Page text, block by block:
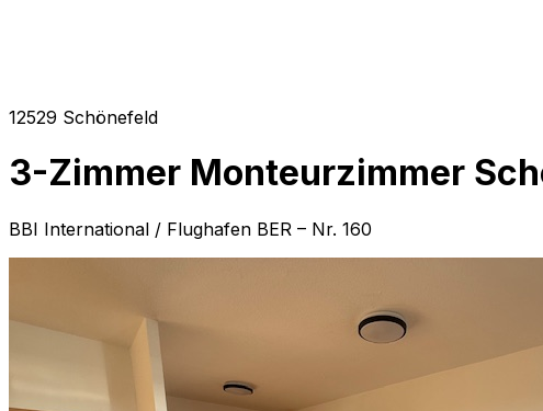
12529 Schönefeld
3-Zimmer Monteurzimmer
BBI International / Flughafen BER – Nr. 160